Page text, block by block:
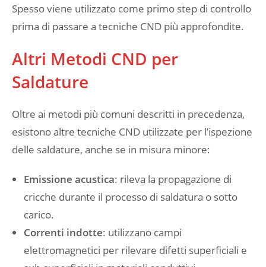
Spesso viene utilizzato come primo step di controllo
prima di passare a tecniche CND più approfondite.
Altri Metodi CND per
Saldature
Oltre ai metodi più comuni descritti in precedenza,
esistono altre tecniche CND utilizzate per l’ispezione
delle saldature, anche se in misura minore:
Emissione acustica: rileva la propagazione di
cricche durante il processo di saldatura o sotto
carico.
Correnti indotte: utilizzano campi
elettromagnetici per rilevare difetti superficiali e